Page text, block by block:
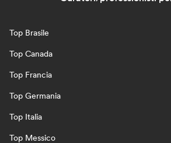
Top Brasile
Top Canada
Top Francia
Top Germania
Top Italia
Top Messico